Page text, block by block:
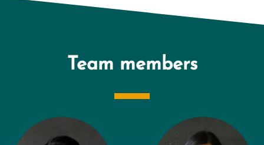
Team members